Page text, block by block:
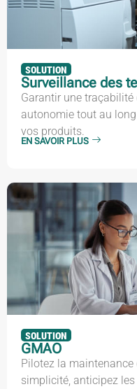
SOLUTION
Surveillance des
Garantir une
autonomie tout au
vos produits.
EN SAVOIR PLUS
SOLUTION
GMAO
Pilotez la
simplicité, anticipez